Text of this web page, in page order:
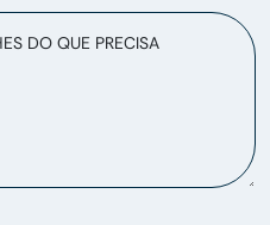
DO QUE PRECISA